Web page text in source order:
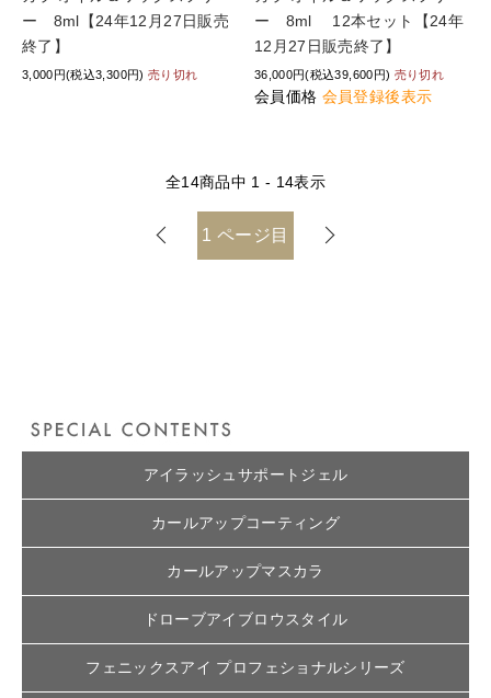
ー 8ml【24年12月27日販売
終了】
3,000円(税込3,300円) 売り切れ
ー 8ml 12本セット【24年
12月27日販売終了】
36,000円(税込39,600円) 売り切れ
会員価格 会員登録後表示
全14商品中 1 - 14表示
1ページ目
アイラッシュサポートジェル
カールアップコーティング
カールアップマスカラ
ドローブアイブロウスタイル
フェニックスアイ プロフェショナルシリーズ